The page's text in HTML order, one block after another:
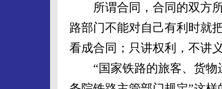
所谓合同，合同的双方所
路部门不能对自己有利时就
看成合同；只讲权利，不讲
“国家铁路的旅客、货物